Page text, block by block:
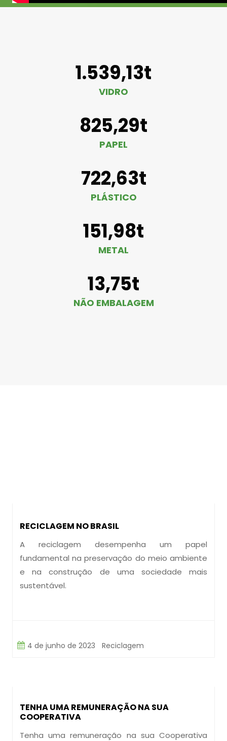
1.539,13t
VIDRO
825,29t
PAPEL
722,63t
PLÁSTICO
151,98t
METAL
13,75t
NÃO EMBALAGEM
RECICLAGEM NO BRASIL
A reciclagem desempenha um papel
fundamental na preservação do meio ambiente
e na construção de uma sociedade mais
sustentável.
4 de junho de 2023 Reciclagem
TENHA UMA REMUNERAÇÃO NA SUA
COOPERATIVA
Tenha uma remuneração na sua Cooperativa